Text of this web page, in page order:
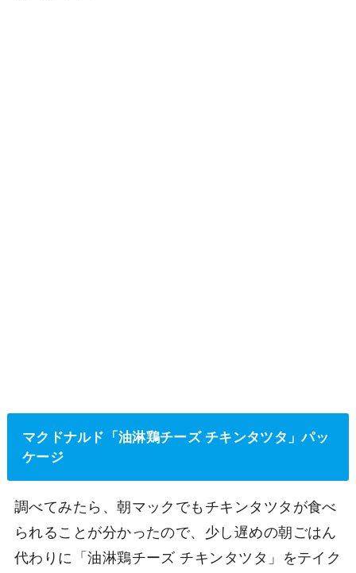
マクドナルド「油淋鶏チーズ チキンタツタ」パッ
ケージ
調べてみたら、朝マックでもチキンタツタが食べ
られることが分かったので、少し遅めの朝ごはん
代わりに「油淋鶏チーズ チキンタツタ」をテイク